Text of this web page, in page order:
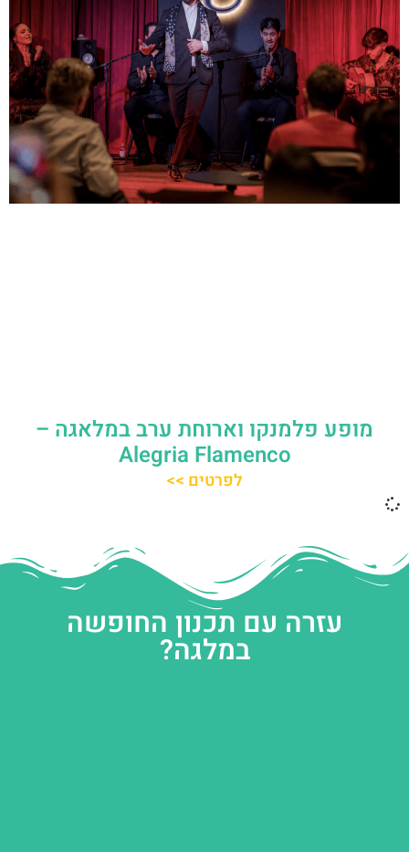
מופע פלמנקו וארוחת ערב במלאגה –
Alegria Flamenco
לפרטים >>
עזרה עם תכנון החופשה
במלגה?